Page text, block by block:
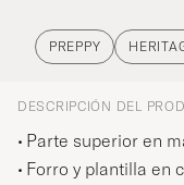
PREPPY
DESCRIPCIÓN DEL
Parte superior en
Forro y plantilla en